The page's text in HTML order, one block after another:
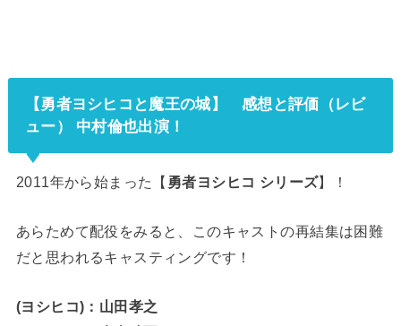
【勇者ヨシヒコと魔王の城】感想 と評価（レビ
ュー） 中村倫也出演！
2011年から始まった【 勇者ヨシヒコ シリーズ】！
あらためて配役をみると、このキャストの再結集は困難
だと思われるキャスティングです！
(ヨシヒコ)：山田孝之